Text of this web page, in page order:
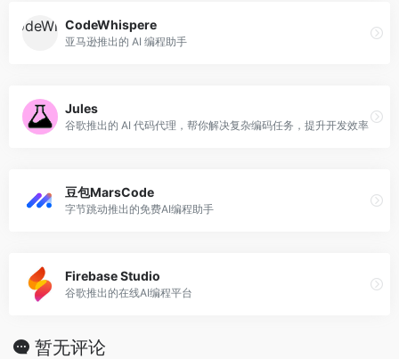
CodeWhispere
亚马逊推出的 AI 编程助手
Jules
谷歌推出的 AI 代码代理，帮你解决复杂编码任务，提升开发效率
豆包MarsCode
字节跳动推出的免费AI编程助手
Firebase Studio
谷歌推出的在线AI编程平台
暂无评论